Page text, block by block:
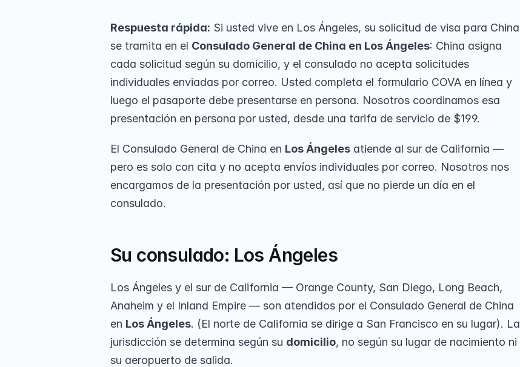
Respuesta rápida: Si usted vive en Los Ángeles, su solicitud de visa para China
se tramita en el Consulado General de China en Los Ángeles: China asigna
cada solicitud según su domicilio, y el consulado no acepta solicitudes
individuales enviadas por correo. Usted completa el formulario COVA en línea y
luego el pasaporte debe presentarse en persona. Nosotros coordinamos esa
presentación en persona por usted, desde una tarifa de servicio de $199.
El Consulado General de China en Los Ángeles atiende al sur de California —
pero es solo con cita y no acepta envíos individuales por correo. Nosotros nos
encargamos de la presentación por usted, así que no pierde un día en el
consulado.
Su consulado: Los Ángeles
Los Ángeles y el sur de California — Orange County, San Diego, Long Beach,
Anaheim y el Inland Empire — son atendidos por el Consulado General de China
en Los Ángeles. (El norte de California se dirige a San Francisco en su lugar). La
jurisdicción se determina según su domicilio, no según su lugar de nacimiento ni
su aeropuerto de salida.